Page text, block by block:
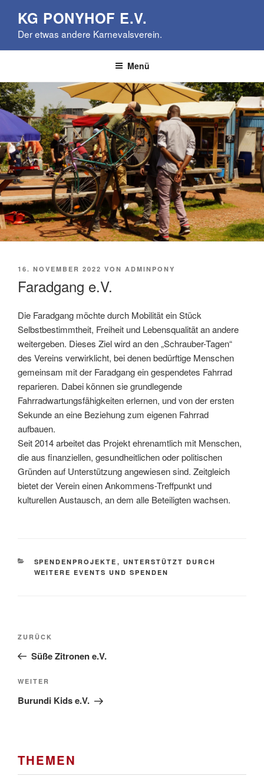
springen
KG PONYHOF E.V.
Der etwas andere Karnevalsverein.
Menü
VERÖFFENTLICHT
16. NOVEMBER 2022 VON ADMINPONY
Faradgang e.V.
Die Faradgang möchte durch Mobilität ein Stück
Selbstbestimmtheit, Freiheit und Lebensqualität an andere
weitergeben. Dieses Ziel wird an den „Schrauber-Tagen“
des Vereins verwirklicht, bei denen bedürftige Menschen
gemeinsam mit der Faradgang ein gespendetes Fahrrad
reparieren. Dabei können sie grundlegende
Fahrradwartungsfähigkeiten erlernen, und von der ersten
Sekunde an eine Beziehung zum eigenen Fahrrad
aufbauen.
Seit 2014 arbeitet das Projekt ehrenamtlich mit Menschen,
die aus finanziellen, gesundheitlichen oder politischen
Gründen auf Unterstützung angewiesen sind. Zeitgleich
bietet der Verein einen Ankommens-Treffpunkt und
kulturellen Austausch, an dem alle Beteiligten wachsen.
KATEGORIEN
SPENDENPROJEKTE , UNTERSTÜTZT DURCH
WEITERE EVENTS UND SPENDEN
Beitragsnavigation
Vorheriger
Beitrag
ZURÜCK
Süße Zitronen e.V.
Nächster
Beitrag
WEITER
Burundi Kids e.V.
THEMEN